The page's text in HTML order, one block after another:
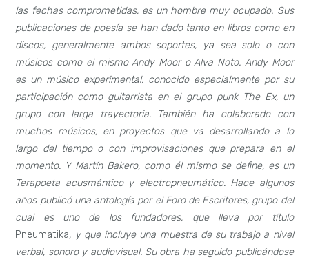
las fechas comprometidas, es un hombre muy ocupado. Sus
publicaciones de poesía se han dado tanto en libros como en
discos, generalmente ambos soportes, ya sea solo o con
músicos como el mismo Andy Moor o Alva Noto. Andy Moor
es un músico experimental, conocido especialmente por su
participación como guitarrista en el grupo punk The Ex, un
grupo con larga trayectoria. También ha colaborado con
muchos músicos, en proyectos que va desarrollando a lo
largo del tiempo o con improvisaciones que prepara en el
momento. Y Martín Bakero, como él mismo se define, es un
Terapoeta acusmántico y electropneumático. Hace algunos
años publicó una antología por el Foro de Escritores, grupo del
cual es uno de los fundadores, que lleva por título
Pneumatika, y que incluye una muestra de su trabajo a nivel
verbal, sonoro y audiovisual. Su obra ha seguido publicándose